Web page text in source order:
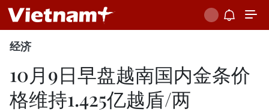
经济
10月9日早盘越南国内金条价
格维持1.425亿越盾/两